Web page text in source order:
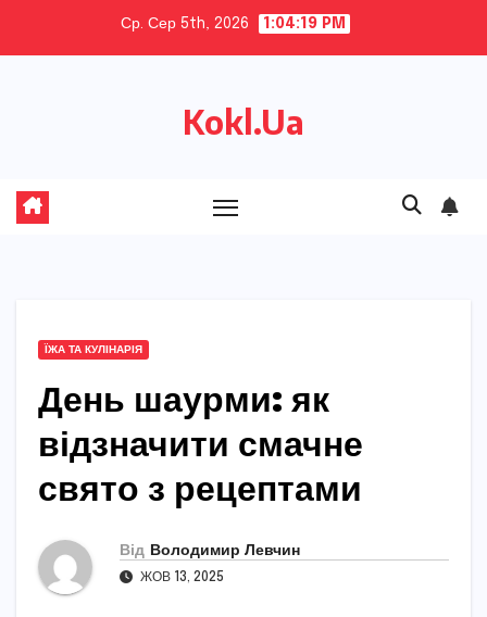
Ср. Сер 5th, 2026 1:04:20 PM
Kokl.Ua
ЇЖА ТА КУЛІНАРІЯ
День шаурми: як
відзначити смачне
свято з рецептами
Від Володимир Левчин
ЖОВ 13, 2025